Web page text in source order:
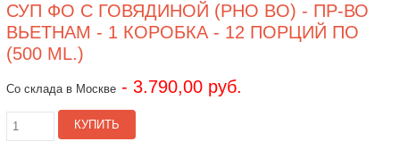
СУП ФО С ГОВЯДИНОЙ (PHO BO) - ПР-ВО
ВЬЕТНАМ - 1 КОРОБКА - 12 ПОРЦИЙ ПО
(500 ML.)
Со склада в Москве- 3.790,00 руб.
КУПИТЬ